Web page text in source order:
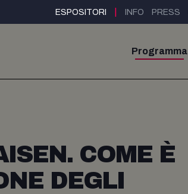
ESPOSITORI INFO PRESS
Programma
COME È
DEGLI